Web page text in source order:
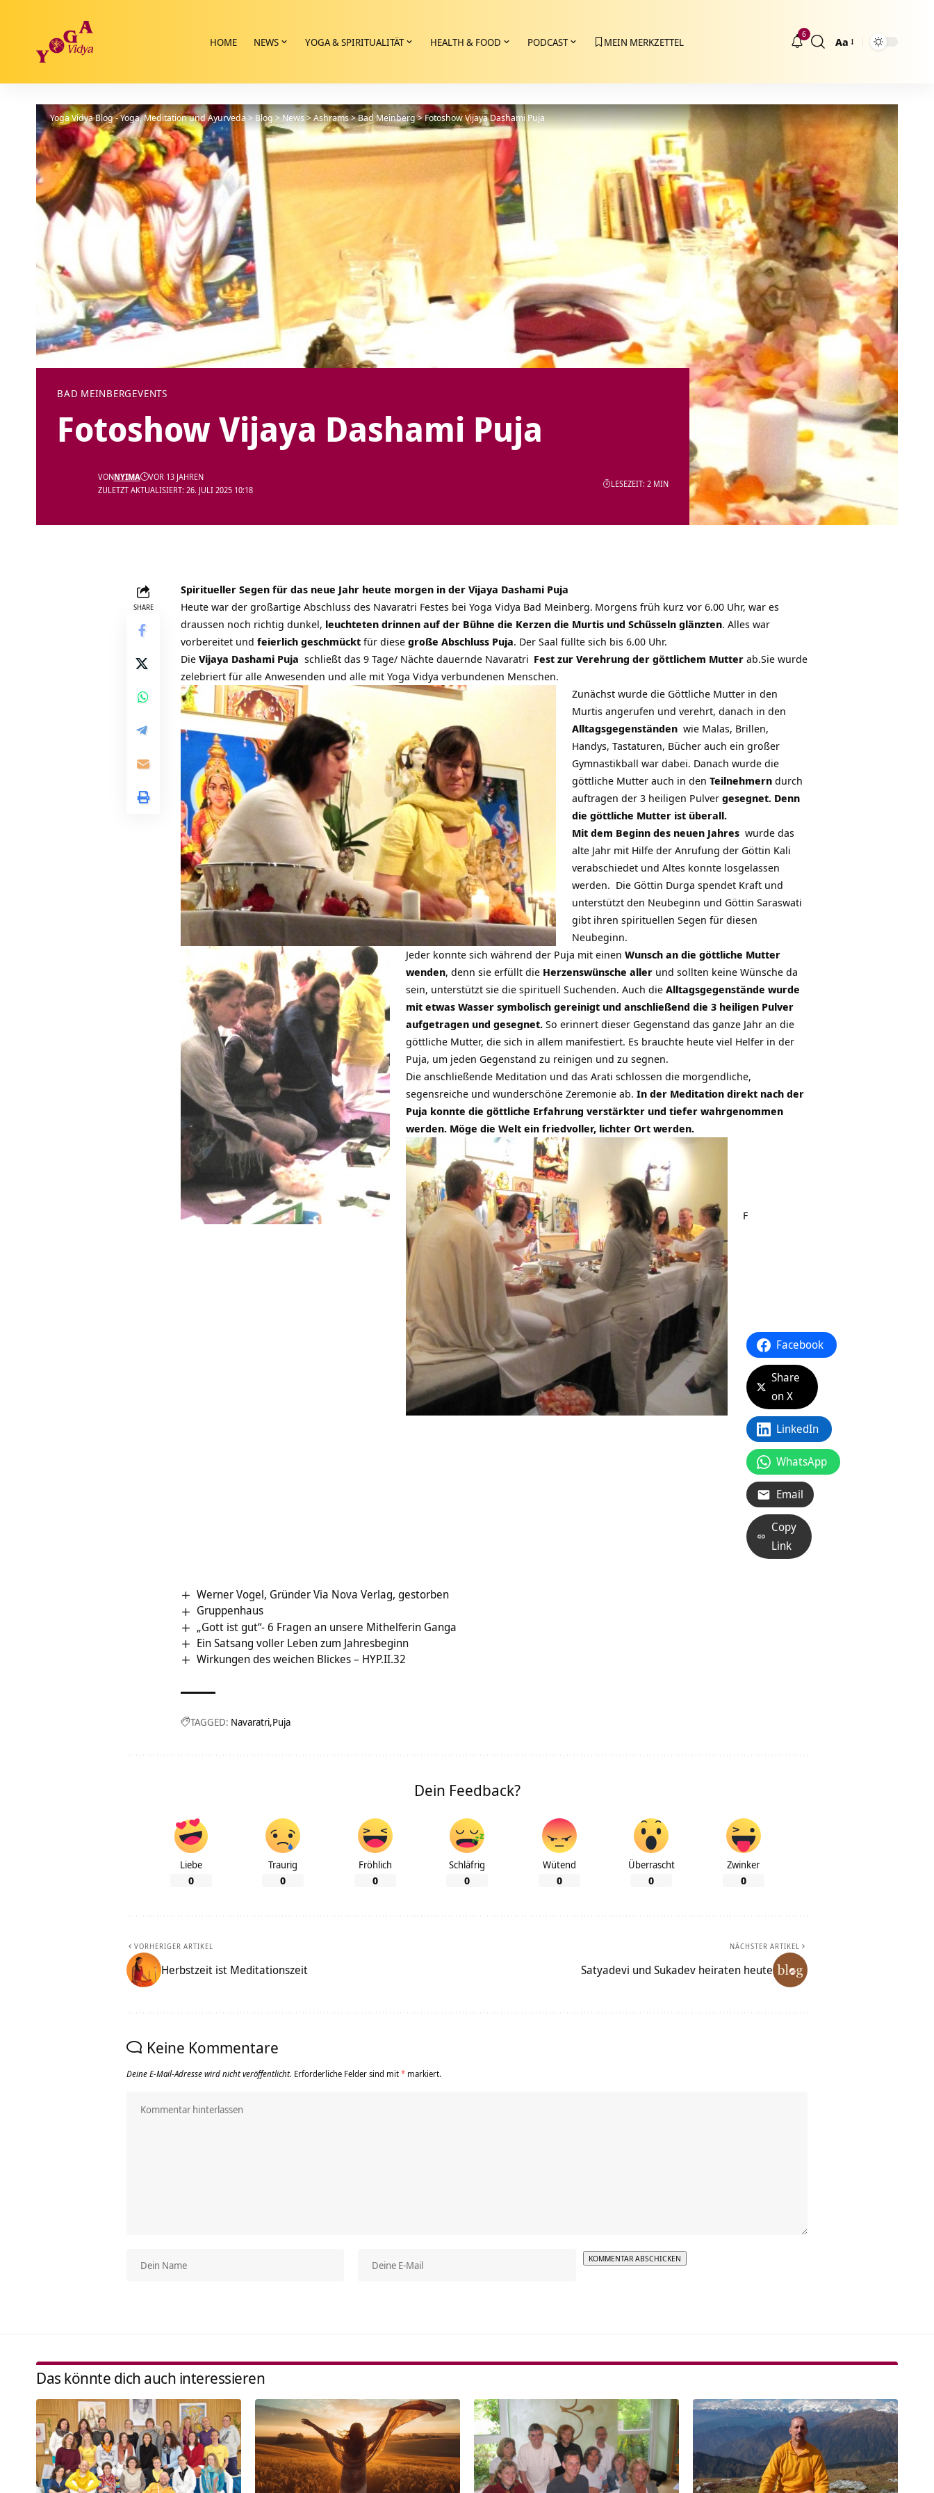
HOME NEWS YOGA & SPIRITUALITÄT HEALTH & FOOD PODCAST MEIN MERKZETTEL
6
Größenänderung
Aa
Yoga Vidya Blog - Yoga, Meditation und Ayurveda>Blog>News>Ashrams>Bad Meinberg>Fotoshow Vijaya Dashami Puja
BAD MEINBERGEVENTS
Fotoshow Vijaya Dashami Puja
ZULETZT AKTUALISIERT: 26. JULI 2025 10:18
VONNYIMA VOR 13 JAHREN
LESEZEIT: 2 MIN
SHARE
Spiritueller Segen für das neue Jahr heute morgen in der Vijaya Dashami Puja
Heute war der großartige Abschluss des Navaratri Festes bei Yoga Vidya Bad Meinberg. Morgens früh kurz vor 6.00 Uhr, war es
draussen noch richtig dunkel, leuchteten drinnen auf der Bühne die Kerzen die Murtis und Schüsseln glänzten. Alles war
vorbereitet und feierlich geschmückt für diese große Abschluss Puja. Der Saal füllte sich bis 6.00 Uhr.
Die Vijaya Dashami Puja schließt das 9 Tage/ Nächte dauernde Navaratri Fest zur Verehrung der göttlichem Mutter ab.Sie wurde
zelebriert für alle Anwesenden und alle mit Yoga Vidya verbundenen Menschen.
Zunächst wurde die Göttliche Mutter in den
Murtis angerufen und verehrt, danach in den
Alltagsgegenständenwie Malas, Brillen,
Handys, Tastaturen, Bücher auch ein großer
Gymnastikball war dabei. Danach wurde die
göttliche Mutter auch in den Teilnehmerndurch
auftragen der 3 heiligen Pulver gesegnet. Denn
die göttliche Mutter ist überall.
Mit dem Beginn des neuen Jahreswurde das
alte Jahr mit Hilfe der Anrufung der Göttin Kali
verabschiedet und Altes konnte losgelassen
werden. Die Göttin Durga spendet Kraft und
unterstützt den Neubeginn und Göttin Saraswati
gibt ihren spirituellen Segen für diesen
Neubeginn.
Jeder konnte sich während der Puja mit einen Wunsch an die göttliche Mutter
wenden, denn sie erfüllt die Herzenswünsche allerund sollten keine Wünsche da
sein, unterstützt sie die spirituell Suchenden. Auch die Alltagsgegenstände wurde
mit etwas Wasser symbolisch gereinigt und anschließend die 3 heiligen Pulver
aufgetragen und gesegnet.So erinnert dieser Gegenstand das ganze Jahr an die
göttliche Mutter, die sich in allem manifestiert. Es brauchte heute viel Helfer in der
Puja, um jeden Gegenstand zu reinigen und zu segnen.
Die anschließende Meditation und das Arati schlossen die morgendliche,
segensreiche und wunderschöne Zeremonie ab. In der Meditation direkt nach der
Puja konnte die göttliche Erfahrung verstärkter und tiefer wahrgenommen
werden. Möge die Welt ein friedvoller, lichter Ort werden.
F
Facebook
Share
on X
LinkedIn
WhatsApp
Email
Copy
Link
Werner Vogel, Gründer Via Nova Verlag, gestorben
Gruppenhaus
„Gott ist gut“- 6 Fragen an unsere Mithelferin Ganga
Ein Satsang voller Leben zum Jahresbeginn
Wirkungen des weichen Blickes – HYP.II.32
TAGGED: Navaratri Puja
Dein Feedback?
Liebe
0
Traurig
0
Fröhlich
0
Schläfrig
0
Wütend
0
Überrascht
0
Zwinker
0
VORHERIGER ARTIKEL
Herbstzeit ist Meditationszeit
NÄCHSTER ARTIKEL
Satyadevi und Sukadev heiraten heute
Keine Kommentare
Deine E-Mail-Adresse wird nicht veröffentlicht. Erforderliche Felder sind mit* markiert.
Das könnte dich auch interessieren